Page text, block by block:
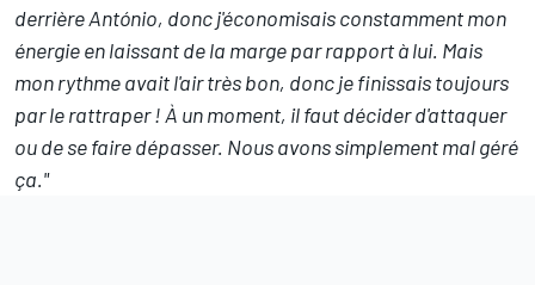
derrière António, donc j'économisais constamment mon
énergie en laissant de la marge par rapport à lui. Mais
mon rythme avait l'air très bon, donc je finissais toujours
par le rattraper ! À un moment, il faut décider d'attaquer
ou de se faire dépasser. Nous avons simplement mal géré
ça."